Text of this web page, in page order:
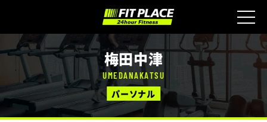
梅田中津
UMEDANAKATSU
パーソナル